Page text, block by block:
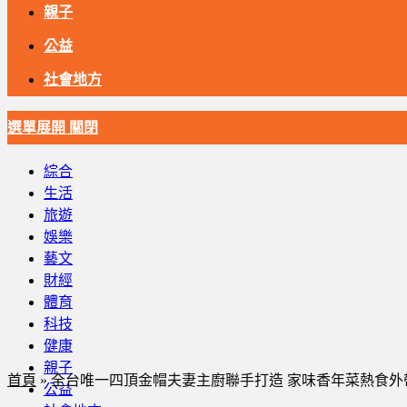
親子
公益
社會地方
選單展開 關閉
綜合
生活
旅遊
娛樂
藝文
財經
體育
科技
健康
親子
公益
首頁 »全台唯一四頂金帽夫妻主廚聯手打造 家味香年菜熱食